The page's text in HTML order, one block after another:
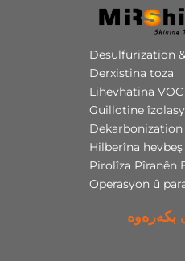
Desulfurization
Derxistina toza
Lihevhatina VOC
Guillotine
Dekarbonization
Hilberîna
Pirolîza Pîranên
Operasyon û
بکەرەوە